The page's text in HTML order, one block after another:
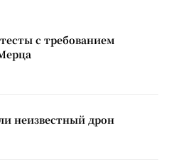
с требованием
неизвестный дрон